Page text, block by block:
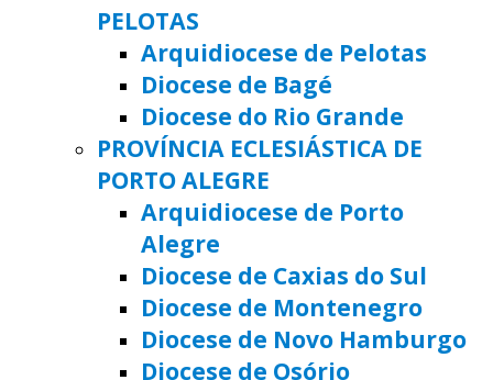
PELOTAS
Arquidiocese de Pelotas
Diocese de Bagé
Diocese do Rio Grande
PROVÍNCIA ECLESIÁSTICA DE
PORTO ALEGRE
Arquidiocese de Porto
Alegre
Diocese de Caxias do Sul
Diocese de Montenegro
Diocese de Novo Hamburgo
Diocese de Osório